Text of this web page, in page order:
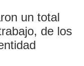
un total
de los